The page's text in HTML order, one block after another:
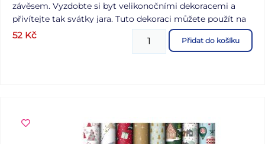
závěsem. Vyzdobte si byt velikonočními dekoracemi a
přivítejte tak svátky jara. Tuto dekoraci můžete použít na
dekorování velikonočních věnců nebo větviček. Dekorace
má provázek na zavěšení. Velikost: 100 mm Dodáváme v
52 Kč Přidat do košíku